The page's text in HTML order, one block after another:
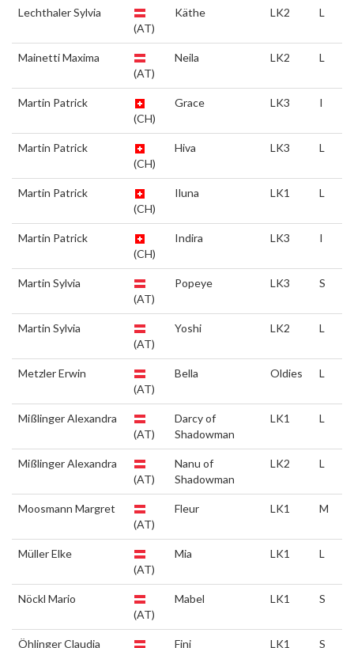
Lechthaler Sylvia
(AT)
Käthe LK2 L
Mainetti Maxima
(AT)
Neila LK2 L
Martin Patrick
(CH)
Grace LK3 I
Martin Patrick
(CH)
Hiva LK3 L
Martin Patrick
(CH)
Iluna LK1 L
Martin Patrick
(CH)
Indira LK3 I
Martin Sylvia
(AT)
Popeye LK3 S
Martin Sylvia
(AT)
Yoshi LK2 L
Metzler Erwin
(AT)
Bella Oldies L
Mißlinger Alexandra
(AT)
Darcy of
Shadowman
LK1 L
Mißlinger Alexandra
(AT)
Nanu of
Shadowman
LK2 L
Moosmann Margret
(AT)
Fleur LK1 M
Müller Elke
(AT)
Mia LK1 L
Nöckl Mario
(AT)
Mabel LK1 S
Öhlinger Claudia
Fini LK1 S